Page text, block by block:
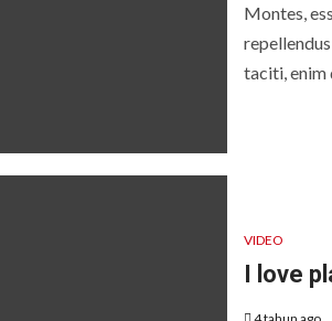
Montes,
taciti, enim
VIDEO
I love